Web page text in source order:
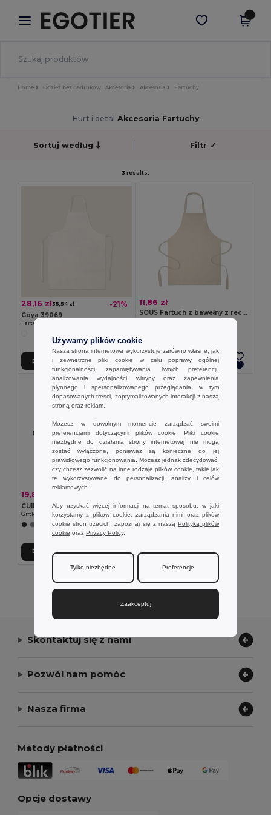
× Aplikacja Egotier
Lepsze ceny w aplikacji!
Pobierz app
Home Odzież bez nadruków | Akcesoria Akcesoria Fartuchy
Hurt i detal Akcesoria Fartuchy
Sortuj według Filtr ✓
3 results.
28,16 zł35,54 zł -21%
Goya 39069
Dodaj Do Koszyka
11,86 zł
SOUS Fartuch z bawełny z recyklingu
Dodaj Do Koszyka
19,85 zł
CUINA Fartuch z bawełny z recyklingu
GiftRetail MO2265
Dodaj Do Koszyka
Wyświetlanie Wszystkich Produktów.
Skontaktuj się z nami
Pozwól nam pomóc
Nasza firma
Metody płatności
Opcje dostawy
Używamy plików cookie
Nasza strona internetowa wykorzystuje zarówno własne, jak
i zewnętrzne pliki cookie w celu poprawy ogólnej
funkcjonalności, zapamiętywania Twoich preferencji,
analizowania wydajności witryny oraz zapewnienia
płynnego i spersonalizowanego przeglądania, w tym
dopasowanych treści, zoptymalizowanych interakcji z naszą
stroną oraz reklam.
Możesz w dowolnym momencie zarządzać swoimi
preferencjami dotyczącymi plików cookie. Pliki cookie
niezbędne do działania strony internetowej nie mogą
zostać wyłączone, ponieważ są konieczne do jej
prawidłowego funkcjonowania. Możesz jednak zdecydować,
czy chcesz zezwolić na inne rodzaje plików cookie, takie jak
te wykorzystywane do personalizacji, analizy i celów
reklamowych.
Aby uzyskać więcej informacji na temat sposobu, w jaki
korzystamy z plików cookie, zarządzania nimi oraz plików
cookie stron trzecich, zapoznaj się z naszą Polityką plików
cookie oraz Privacy Policy.
Tylko niezbędne Preferencje
Zaakceptuj